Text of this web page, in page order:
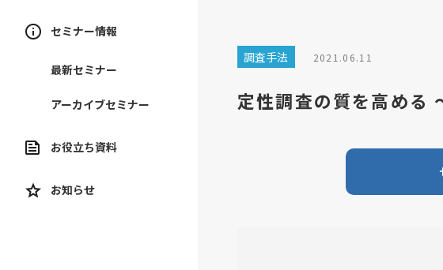
セミナー情報
最新セミナー
アーカイブセミナー
お役立ち資料
お知らせ
調査手法 2021.06.11
定性調査の質を高める